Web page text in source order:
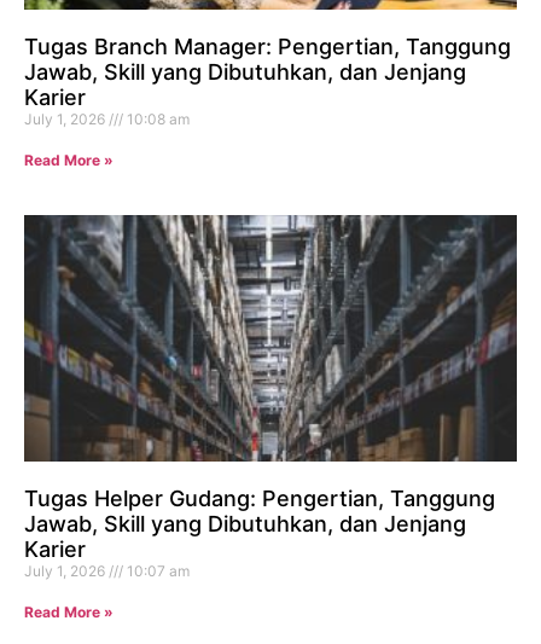
Tugas Branch Manager: Pengertian, Tanggung
Jawab, Skill yang Dibutuhkan, dan Jenjang
Karier
July 1, 2026 10:08 am
Read More »
Tugas Helper Gudang: Pengertian, Tanggung
Jawab, Skill yang Dibutuhkan, dan Jenjang
Karier
July 1, 2026 10:07 am
Read More »